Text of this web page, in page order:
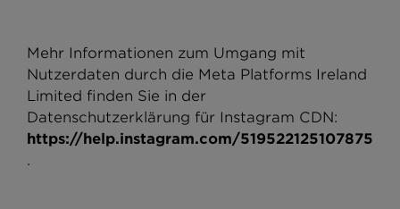
Mehr Informationen zum Umgang mit
Nutzerdaten durch die Meta Platforms Ireland
Limited finden Sie in der
Datenschutzerklärung für Instagram CDN:
https://help.instagram.com/519522125107875
.